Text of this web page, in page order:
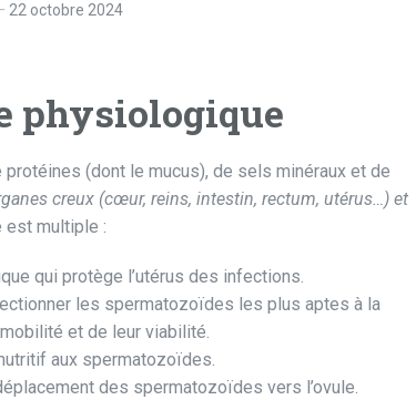
22 octobre 2024
physiologique
(dont le mucus), de sels minéraux et de
creux (cœur, reins, intestin, rectum, utérus…) et
est multiple :
qui protège l’utérus des infections.
les spermatozoïdes les plus aptes à la
et de leur viabilité.
aux spermatozoïdes.
des spermatozoïdes vers l’ovule.